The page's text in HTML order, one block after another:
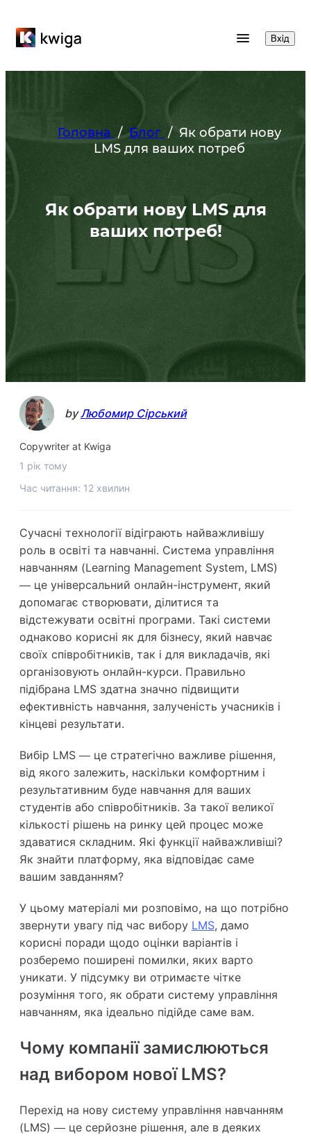
Вхід
Головна / Блог / Як обрати нову
LMS для ваших потреб
Як обрати нову LMS для
ваших потреб!
byЛюбомир Сірський
Copywriter at Kwiga
1 рік тому
Час читання: 12 хвилин
Сучасні технології відіграють найважливішу
роль в освіті та навчанні. Система управління
навчанням (Learning Management System, LMS)
— це універсальний онлайн-інструмент, який
допомагає створювати, ділитися та
відстежувати освітні програми. Такі системи
однаково корисні як для бізнесу, який навчає
своїх співробітників, так і для викладачів, які
організовують онлайн-курси. Правильно
підібрана LMS здатна значно підвищити
ефективність навчання, залученість учасників і
кінцеві результати.
Вибір LMS — це стратегічно важливе рішення,
від якого залежить, наскільки комфортним і
результативним буде навчання для ваших
студентів або співробітників. За такої великої
кількості рішень на ринку цей процес може
здаватися складним. Які функції найважливіші?
Як знайти платформу, яка відповідає саме
вашим завданням?
У цьому матеріалі ми розповімо, на що потрібно
звернути увагу під час вибору LMS, дамо
корисні поради щодо оцінки варіантів і
розберемо поширені помилки, яких варто
уникати. У підсумку ви отримаєте чітке
розуміння того, як обрати систему управління
навчанням, яка ідеально підійде саме вам.
Чому компанії замислюються
над вибором нової LMS?
Перехід на нову систему управління навчанням
(LMS) — це серйозне рішення, але в деяких